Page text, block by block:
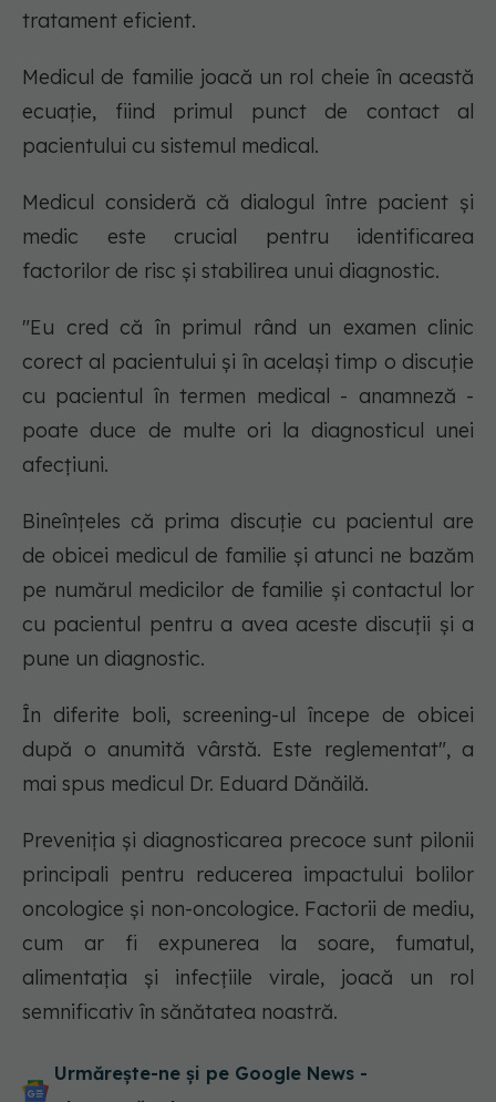
tratament eficient.
Medicul de familie joacă un rol cheie în această
ecuație, fiind primul punct de contact al
pacientului cu sistemul medical.
Medicul consideră că dialogul între pacient și
medic este crucial pentru identificarea
factorilor de risc și stabilirea unui diagnostic.
"Eu cred că în primul rând un examen clinic
corect al pacientului și în același timp o discuție
cu pacientul în termen medical - anamneză -
poate duce de multe ori la diagnosticul unei
afecțiuni.
Bineînțeles că prima discuție cu pacientul are
de obicei medicul de familie și atunci ne bazăm
pe numărul medicilor de familie și contactul lor
cu pacientul pentru a avea aceste discuții și a
pune un diagnostic.
În diferite boli, screening-ul începe de obicei
după o anumită vârstă. Este reglementat", a
mai spus medicul Dr. Eduard Dănăilă.
Preveniția și diagnosticarea precoce sunt pilonii
principali pentru reducerea impactului bolilor
oncologice și non-oncologice. Factorii de mediu,
cum ar fi expunerea la soare, fumatul,
alimentația și infecțiile virale, joacă un rol
semnificativ în sănătatea noastră.
Urmărește-ne și pe Google News -